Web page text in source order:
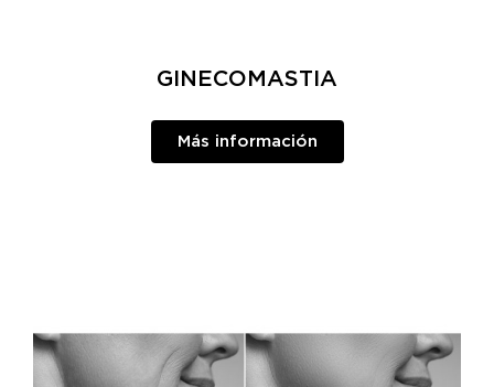
GINECOMASTIA
Más información